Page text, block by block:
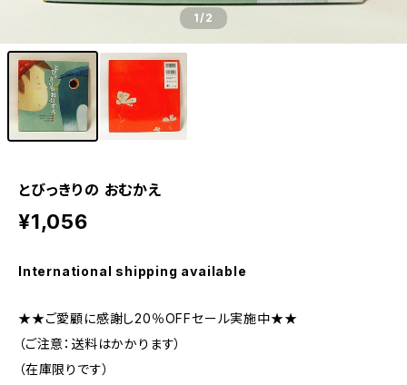
1/2
とびっきりの おむかえ
¥1,056
International shipping available
★★ご愛顧に感謝し20％OFFセール実施中★★
（ご注意：送料はかかります）
（在庫限りです）